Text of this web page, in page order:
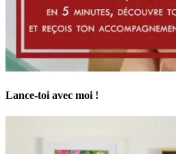
Lance-toi avec moi !